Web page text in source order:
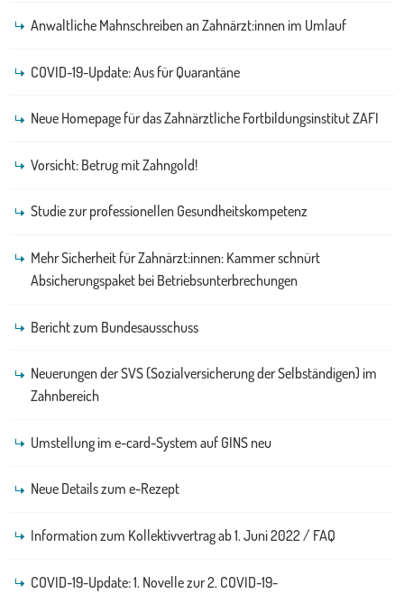
Anwaltliche Mahnschreiben an Zahnärzt:innen im Umlauf
COVID-19-Update: Aus für Quarantäne
Neue Homepage für das Zahnärztliche Fortbildungsinstitut ZAFI
Vorsicht: Betrug mit Zahngold!
Studie zur professionellen Gesundheitskompetenz
Mehr Sicherheit für Zahnärzt:innen: Kammer schnürt
Absicherungspaket bei Betriebsunterbrechungen
Bericht zum Bundesausschuss
Neuerungen der SVS (Sozialversicherung der Selbständigen) im
Zahnbereich
Umstellung im e-card-System auf GINS neu
Neue Details zum e-Rezept
Information zum Kollektivvertrag ab 1. Juni 2022 / FAQ
COVID-19-Update: 1. Novelle zur 2. COVID-19-